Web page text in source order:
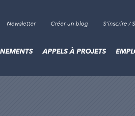
Newsletter Créer un blog S'inscrire /
APPELS À PROJETS